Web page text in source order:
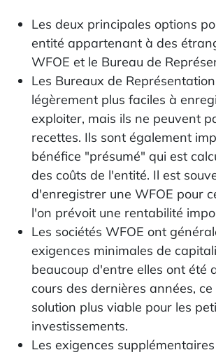
Les deux principales options
entité appartenant à des
WFOE et le Bureau de
Les Bureaux de
légèrement plus faciles à
exploiter, mais ils ne peuvent
recettes. Ils sont également
bénéfice "présumé" qui est
des coûts de l'entité. Il est
d'enregistrer une WFOE pour
l'on prévoit une rentabilité
Les sociétés WFOE ont
exigences minimales de
beaucoup d'entre elles ont été
cours des dernières années,
solution plus viable pour les
investissements.
Les exigences